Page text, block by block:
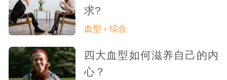
广泛的兴趣爱好。在微信聊天中，他们可能
会因为接收到大量的信息而感到应接不暇，
难以专注聊天。这种行为虽然能够体现他们
的知识广度和好奇心，但也可能让对方感到
求?
血型 › 综合
四大血型如何滋养自己的内
心？